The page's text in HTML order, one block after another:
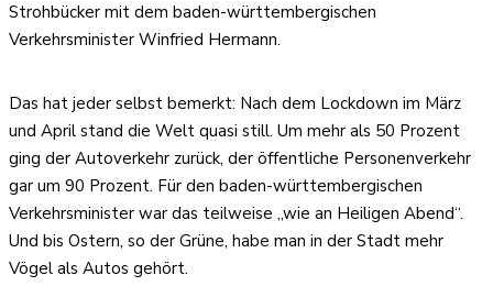
Strohbücker mit dem baden-württembergischen
Verkehrsminister Winfried Hermann.
Das hat jeder selbst bemerkt: Nach dem Lockdown im März
und April stand die Welt quasi still. Um mehr als 50 Prozent
ging der Autoverkehr zurück, der öffentliche Personenverkehr
gar um 90 Prozent. Für den baden-württembergischen
Verkehrsminister war das teilweise „wie an Heiligen Abend“.
Und bis Ostern, so der Grüne, habe man in der Stadt mehr
Vögel als Autos gehört.